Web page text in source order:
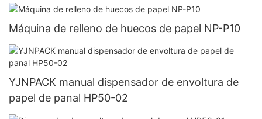
Máquina de relleno de huecos de papel NP-P10
YJNPACK manual dispensador de envoltura de
papel de panal HP50-02